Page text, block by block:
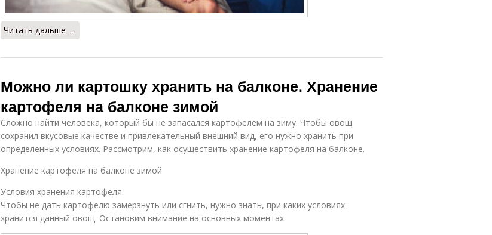
Читать дальше →
Можно ли картошку хранить на балконе. Хранение
картофеля на балконе зимой
Сложно найти человека, который бы не запасался картофелем на зиму. Чтобы овощ
сохранил вкусовые качестве и привлекательный внешний вид, его нужно хранить при
определенных условиях. Рассмотрим, как осуществить хранение картофеля на балконе.
Хранение картофеля на балконе зимой
Условия хранения картофеля
Чтобы не дать картофелю замерзнуть или сгнить, нужно знать, при каких условиях
хранится данный овощ. Остановим внимание на основных моментах.